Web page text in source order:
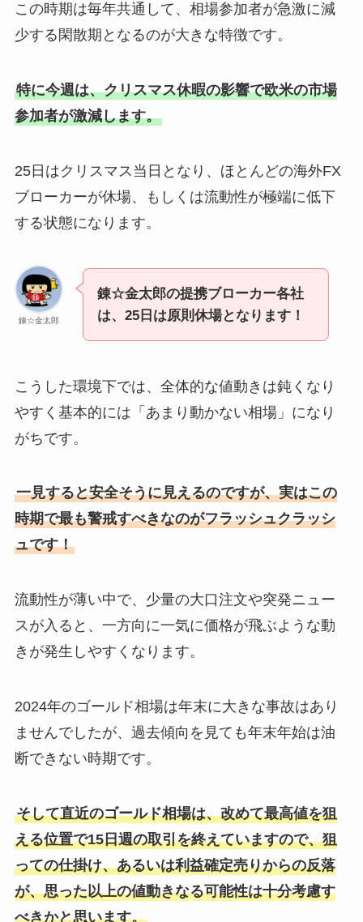
この時期は毎年共通して、相場参加者が急激に減
少する閑散期となるのが大きな特徴です。
特に今週は、クリスマス休暇の影響で欧米の市場
参加者が激減します。
25日はクリスマス当日となり、ほとんどの海外FX
ブローカーが休場、もしくは流動性が極端に低下
する状態になります。
錬☆金太郎
錬☆金太郎の提携ブローカー各社
は、25日は原則休場となります！
こうした環境下では、全体的な値動きは鈍くなり
やすく基本的には「あまり動かない相場」になり
がちです。
一見すると安全そうに見えるのですが、実はこの
時期で最も警戒すべきなのがフラッシュクラッシ
ュです！
流動性が薄い中で、少量の大口注文や突発ニュー
スが入ると、一方向に一気に価格が飛ぶような動
きが発生しやすくなります。
2024年のゴールド相場は年末に大きな事故はあり
ませんでしたが、過去傾向を見ても年末年始は油
断できない時期です。
そして直近のゴールド相場は、改めて最高値を狙
える位置で15日週の取引を終えていますので、狙
っての仕掛け、あるいは利益確定売りからの反落
が、思った以上の値動きなる可能性は十分考慮す
べきかと思います。